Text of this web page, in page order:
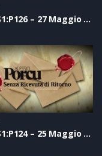
SRDR S1:P126 – 27 Maggio 2021
SRDR S1:P124 – 25 Maggio 2021